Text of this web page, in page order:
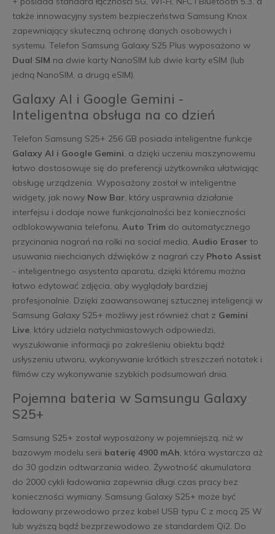
także innowacyjny system bezpieczeństwa Samsung Knox
zapewniający skuteczną ochronę danych osobowych i
systemu. Telefon Samsung Galaxy S25 Plus wyposażono w
Dual SIM na dwie karty NanoSIM lub dwie karty eSIM (lub
jedną NanoSIM, a drugą eSIM).
Galaxy AI i Google Gemini -
Inteligentna obsługa na co dzień
Telefon Samsung S25+ 256 GB posiada inteligentne funkcje
Galaxy AI i Google Gemini, a dzięki uczeniu maszynowemu
łatwo dostosowuje się do preferencji użytkownika ułatwiając
obsługę urządzenia. Wyposażony został w inteligentne
widgety, jak nowy Now Bar, który usprawnia działanie
interfejsu i dodaje nowe funkcjonalności bez konieczności
odblokowywania telefonu, Auto Trim do automatycznego
przycinania nagrań na rolki na social media, Audio Eraserto
usuwania niechcianych dźwięków z nagrań czy Photo Assist
- inteligentnego asystenta aparatu, dzięki któremu można
łatwo edytować zdjęcia, aby wyglądały bardziej
profesjonalnie. Dzięki zaawansowanej sztucznej inteligencji w
Samsung Galaxy S25+ możliwy jest również chat z Gemini
Live, który udziela natychmiastowych odpowiedzi,
wyszukiwanie informacji po zakreśleniu obiektu bądź
usłyszeniu utworu, wykonywanie krótkich streszczeń notatek i
filmów czy wykonywanie szybkich podsumowań dnia.
Pojemna bateria w Samsungu Galaxy
S25+
Samsung S25+ został wyposażony w pojemniejszą, niż w
bazowym modelu serii baterię 4900 mAh, która wystarcza aż
do 30 godzin odtwarzania wideo. Żywotność akumulatora
do 2000 cykli ładowania zapewnia długi czas pracy bez
konieczności wymiany. Samsung Galaxy S25+ może być
ładowany przewodowo przez kabel USB typu C z mocą 25 W
lub wyższą bądź bezprzewodowo ze standardem Qi2. Do